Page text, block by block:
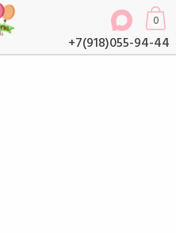
+7(918)055-94-44
0